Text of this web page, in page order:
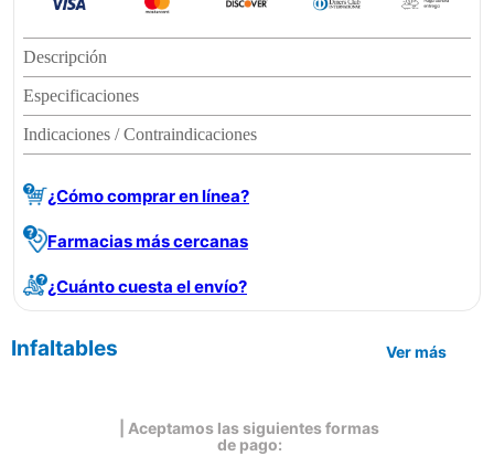
Descripción
Especificaciones
Indicaciones / Contraindicaciones
¿Cómo comprar en línea?
Farmacias más cercanas
¿Cuánto cuesta el envío?
Infaltables Ver más
| Aceptamos las siguientes formas
de pago: